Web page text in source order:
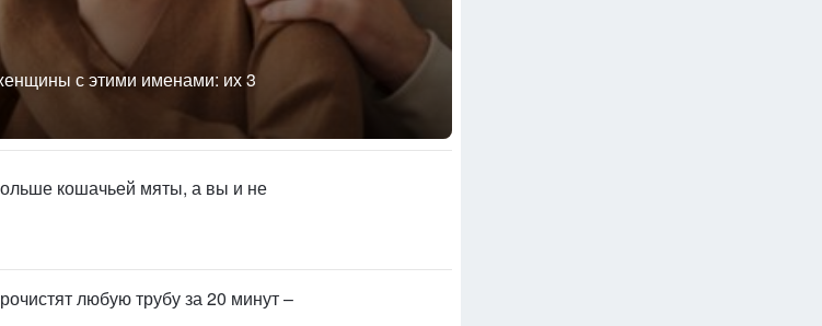
с этими именами: их 3
кошачьей мяты, а вы и не
любую трубу за 20 минут –